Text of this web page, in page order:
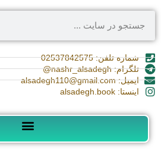
شماره تلفن: 02537842575
تلگرام: nashr_alsadegh@
ایمیل: alsadegh110@gmail.com
اینستا: alsadegh.book